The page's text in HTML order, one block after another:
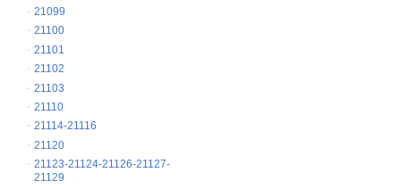
21099
21100
21101
21102
21103
21110
21114-21116
21120
21123-21124-21126-21127-
21129